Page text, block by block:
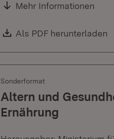
Mehr Informationen
Download:
Als PDF herunterladen
Sonderformat
Altern und
Ernährung